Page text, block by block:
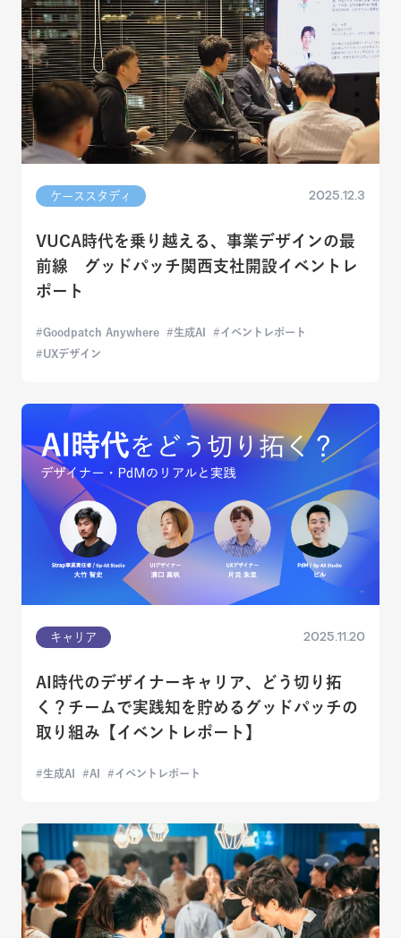
ケーススタディ 2025.12.3
VUCA時代を乗り越える、事業デザインの最
前線 グッドパッチ関西支社開設イベントレ
ポート
Goodpatch Anywhere 生成AI
イベントレポート
UXデザイン
キャリア 2025.11.20
AI時代のデザイナーキャリア、どう切り拓
く？チームで実践知を貯めるグッドパッチの
取り組み【イベントレポート】
生成AI AI イベントレポート